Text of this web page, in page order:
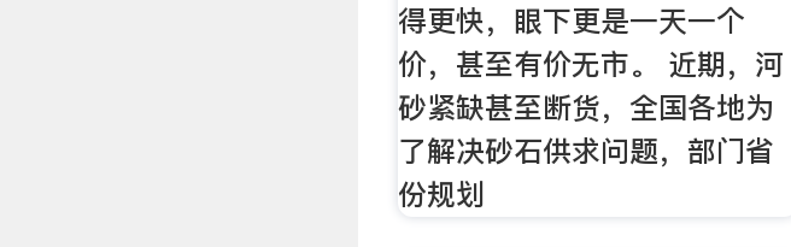
得更快，眼下更是一天一个
价，甚至有价无市。 近期，河
砂紧缺甚至断货，全国各地为
了解决砂石供求问题，部门省
份规划